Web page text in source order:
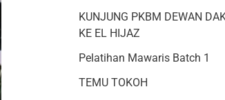
KUNJUNG PKBM DEWAN
KE EL HIJAZ
Pelatihan Mawaris Batch 1
TEMU TOKOH